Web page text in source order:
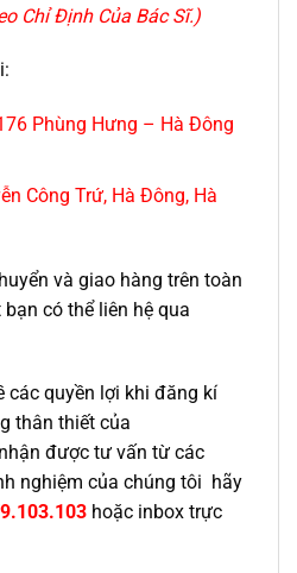
Chỉ Định Của Bác Sĩ.)
Phùng Hưng – Hà Đông
Công Trứ, Hà Đông, Hà
và giao hàng trên toàn
có thể liên hệ qua
các quyền lợi khi đăng kí
thân thiết của
được tư vấn từ các
nghiệm của chúng tôi hãy
hoặc inbox trực